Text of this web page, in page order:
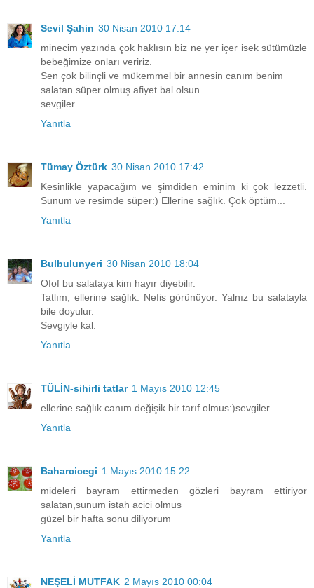
Sevil Şahin 30 Nisan 2010 17:14
minecim yazında çok haklısın biz ne yer içer isek sütümüzle
bebeğimize onları veririz.
Sen çok bilinçli ve mükemmel bir annesin canım benim
salatan süper olmuş afiyet bal olsun
sevgiler
Yanıtla
Tümay Öztürk 30 Nisan 2010 17:42
Kesinlikle yapacağım ve şimdiden eminim ki çok lezzetli.
Sunum ve resimde süper:) Ellerine sağlık. Çok öptüm...
Yanıtla
Bulbulunyeri 30 Nisan 2010 18:04
Ofof bu salataya kim hayır diyebilir.
Tatlım, ellerine sağlık. Nefis görünüyor. Yalnız bu salatayla
bile doyulur.
Sevgiyle kal.
Yanıtla
TÜLİN-sihirli tatlar 1 Mayıs 2010 12:45
ellerine sağlık canım.değişik bir tarıf olmus:)sevgiler
Yanıtla
Baharcicegi 1 Mayıs 2010 15:22
mideleri bayram ettirmeden gözleri bayram ettiriyor
salatan,sunum istah acici olmus
güzel bir hafta sonu diliyorum
Yanıtla
NEŞELİ MUTFAK 2 Mayıs 2010 00:04